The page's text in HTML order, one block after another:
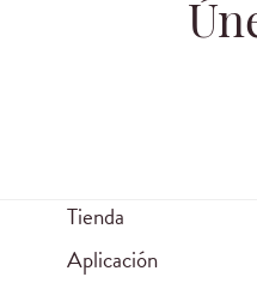
Tienda
Aplicación